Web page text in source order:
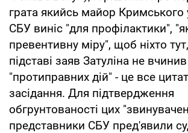
грата якийсь майор Кримського
СБУ виніс "для профілактики",
превентивну міру", щоб ніхто
підставі заяв Затуліна не вчинив
"протиправних дій" - це все
засідання. Для підтвердження
обгрунтованості цих
представники СБУ пред'явили